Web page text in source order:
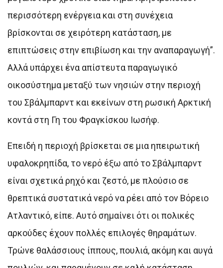
περισσότερη ενέργεια και στη συνέχεια
βρίσκονται σε χειρότερη κατάσταση, με
επιπτώσεις στην επιβίωση και την αναπαραγωγή”.
Αλλά υπάρχει ένα απίστευτα παραγωγικό
οικοσύστημα μεταξύ των νησιών στην περιοχή
του Σβάλμπαρντ και εκείνων στη ρωσική Αρκτική
κοντά στη Γη του Φραγκίσκου Ιωσήφ.
Επειδή η περιοχή βρίσκεται σε μια ηπειρωτική
υφαλοκρηπίδα, το νερό έξω από το Σβάλμπαρντ
είναι σχετικά ρηχό και ζεστό, με πλούσιο σε
θρεπτικά συστατικά νερό να ρέει από τον Βόρειο
Ατλαντικό, είπε. Αυτό σημαίνει ότι οι πολικές
αρκούδες έχουν πολλές επιλογές θηραμάτων.
Τρώνε θαλάσσιους ίππους, πουλιά, ακόμη και αυγά